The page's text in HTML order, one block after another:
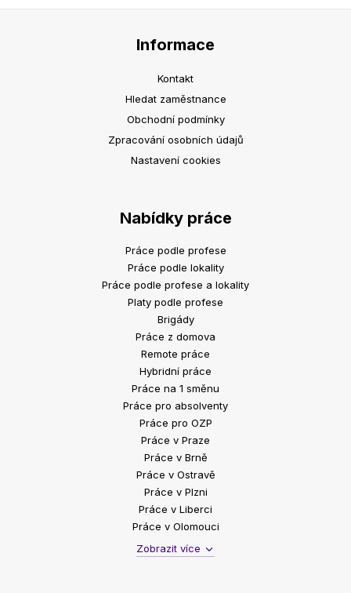
Informace
Kontakt
Hledat zaměstnance
Obchodní podmínky
Zpracování osobních údajů
Nastavení cookies
Nabídky práce
Práce podle profese
Práce podle lokality
Práce podle profese a lokality
Platy podle profese
Brigády
Práce z domova
Remote práce
Hybridní práce
Práce na 1 směnu
Práce pro absolventy
Práce pro OZP
Práce v Praze
Práce v Brně
Práce v Ostravě
Práce v Plzni
Práce v Liberci
Práce v Olomouci
Zobrazit více